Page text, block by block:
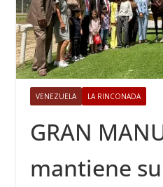
VENEZUELA LA RINCONADA
GRAN
mantiene